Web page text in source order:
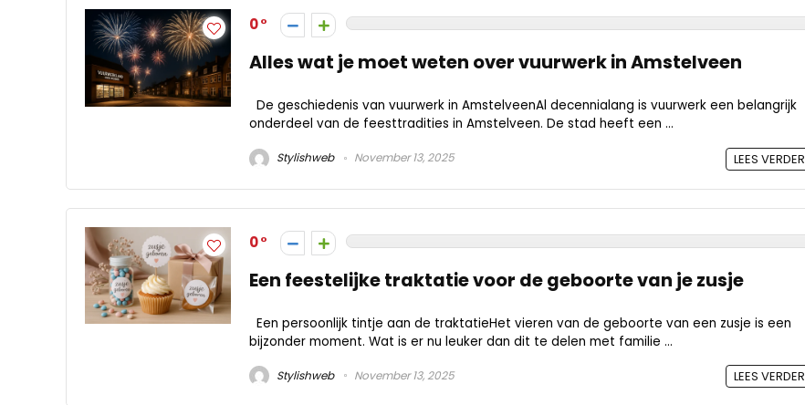
0
Alles wat je moet weten over vuurwerk in Amstelveen
De geschiedenis van vuurwerk in AmstelveenAl decennialang is vuurwerk een belangrijk
onderdeel van de feesttradities in Amstelveen. De stad heeft een ...
Stylishweb November 13, 2025 LEES VERDER
0
Een feestelijke traktatie voor de geboorte van je zusje
Een persoonlijk tintje aan de traktatieHet vieren van de geboorte van een zusje is een
bijzonder moment. Wat is er nu leuker dan dit te delen met familie ...
Stylishweb November 13, 2025 LEES VERDER